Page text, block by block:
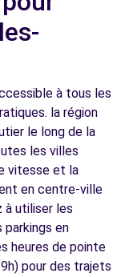
à tous les
la région
le long de la
les villes
vitesse et la
en centre-ville
à utiliser les
en
heures de pointe
pour des trajets